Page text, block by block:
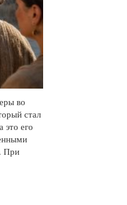
во
стал
это его
При